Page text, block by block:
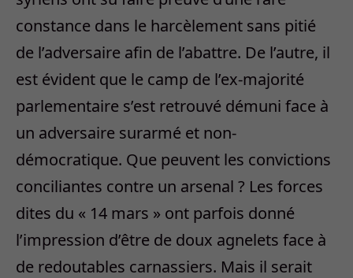
constance dans le harcèlement sans pitié
de l’adversaire afin de l’abattre. De l’autre, il
est évident que le camp de l’ex-majorité
parlementaire s’est retrouvé démuni face à
un adversaire surarmé et non-
démocratique. Que peuvent les convictions
conciliantes contre un arsenal ? Les forces
dites du « 14 mars » ont parfois donné
l’impression d’être de doux agnelets face à
de redoutables carnassiers. Mais il serait